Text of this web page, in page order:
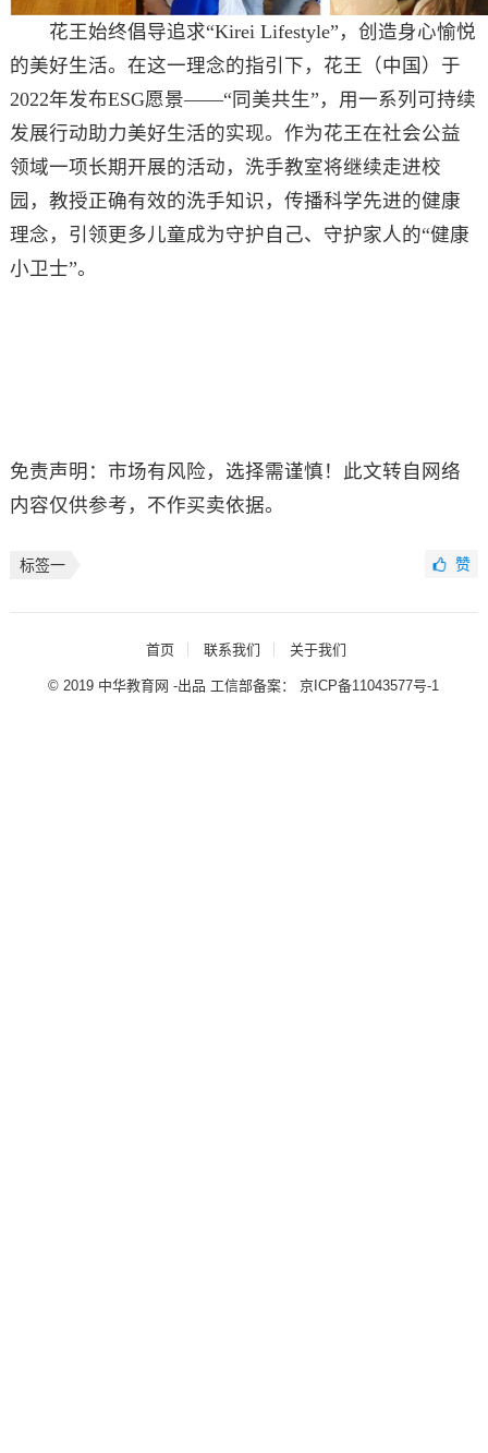
花王始终倡导追求“Kirei Lifestyle”，创造身心愉悦
的美好生活。在这一理念的指引下，花王（中国）于
2022年发布ESG愿景——“同美共生”，用一系列可持续
发展行动助力美好生活的实现。作为花王在社会公益
领域一项长期开展的活动，洗手教室将继续走进校
园，教授正确有效的洗手知识，传播科学先进的健康
理念，引领更多儿童成为守护自己、守护家人的“健康
小卫士”。
免责声明：市场有风险，选择需谨慎！此文转自网络
内容仅供参考，不作买卖依据。
标签一 赞
首页 联系我们 关于我们
© 2019 中华教育网 -出品 工信部备案：京ICP备11043577号-1